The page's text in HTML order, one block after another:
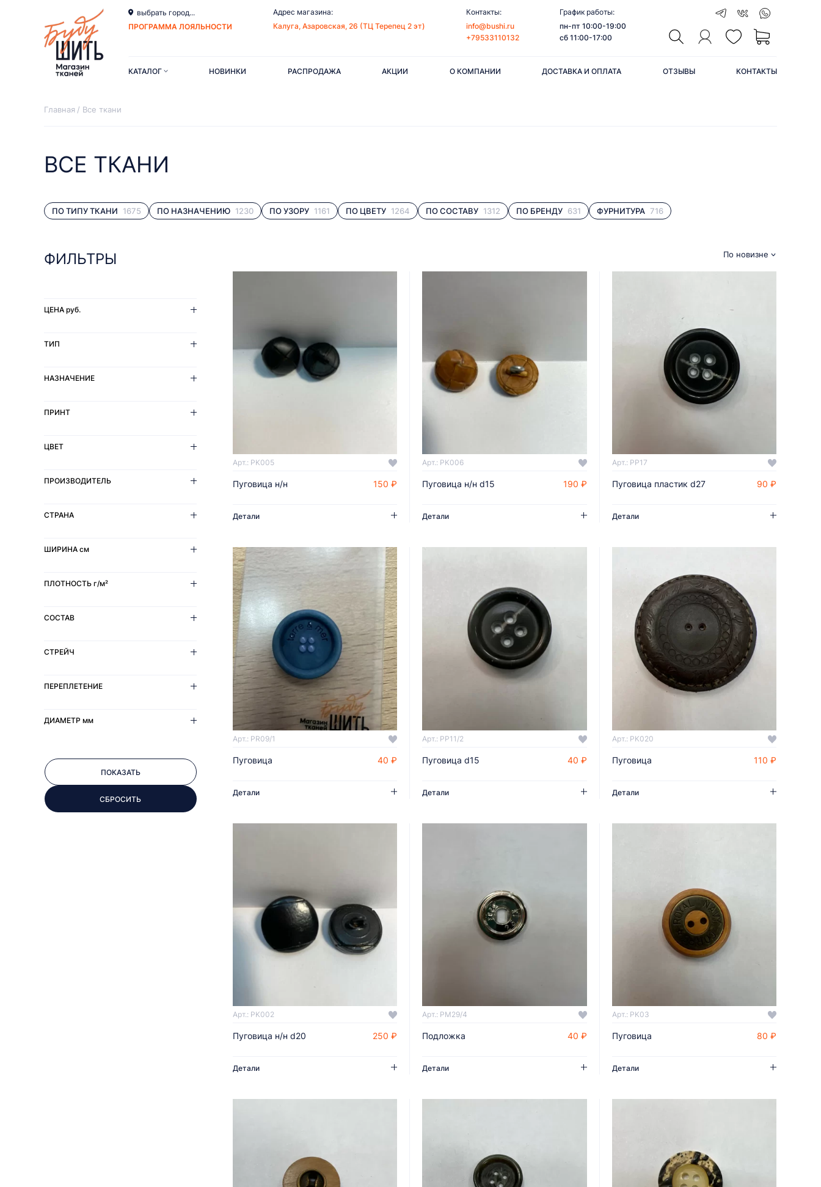
выбрать город...
ПРОГРАММА ЛОЯЛЬНОСТИ
Адрес магазина:
Калуга, Азаровская, 26 (ТЦ Терепец 2 эт)
Контакты:
info@bushi.ru
+79533110132
График работы:
пн-пт 10:00-19:00
сб 11:00-17:00
КАТАЛОГ НОВИНКИ РАСПРОДАЖА АКЦИИ О КОМПАНИИ ДОСТАВКА И ОПЛАТА ОТЗЫВЫ КОНТАКТЫ
Главная Все ткани
ВСЕ ТКАНИ
ПО ТИПУ ТКАНИ 1675 ПО НАЗНАЧЕНИЮ 1230 ПО УЗОРУ 1161 ПО ЦВЕТУ 1264 ПО СОСТАВУ 1312 ПО БРЕНДУ 631 ФУРНИТУРА 716
ФИЛЬТРЫ
ЦЕНА руб.
ТИП
НАЗНАЧЕНИЕ
ПРИНТ
ЦВЕТ
ПРОИЗВОДИТЕЛЬ
СТРАНА
ШИРИНА см
ПЛОТНОСТЬ г/м²
СОСТАВ
СТРЕЙЧ
ПЕРЕПЛЕТЕНИЕ
ДИАМЕТР мм
По новизне
Арт.: PK005
Пуговица н/н 150 ₽
Детали
Арт.: PK006
Пуговица н/н d15 190 ₽
Детали
Арт.: PP17
Пуговица пластик d27 90 ₽
Детали
Арт.: PR09/1
Пуговица 40 ₽
Детали
Арт.: PP11/2
Пуговица d15 40 ₽
Детали
Арт.: PK020
Пуговица 110 ₽
Детали
Арт.: PK002
Пуговица н/н d20 250 ₽
Детали
Арт.: PM29/4
Подложка 40 ₽
Детали
Арт.: PK03
Пуговица 80 ₽
Детали